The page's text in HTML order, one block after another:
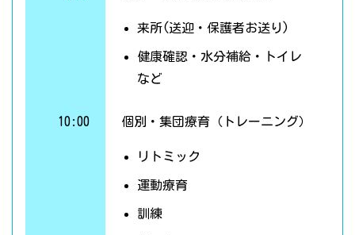
来所(送迎・保護者お送り)
健康確認・水分補給・トイレ
など
10:00 個別・集団療育（トレーニング）
リトミック
運動療育
訓練